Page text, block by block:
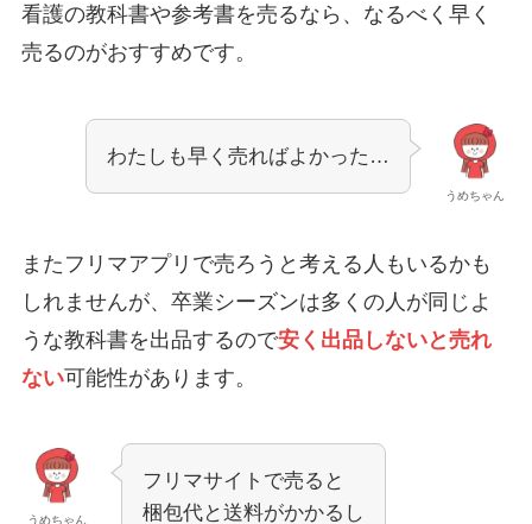
看護の教科書や参考書を売るなら、なるべく早く
売るのがおすすめです。
うめちゃん
わたしも早く売ればよかった…
またフリマアプリで売ろうと考える人もいるかも
しれませんが、卒業シーズンは多くの人が同じよ
うな教科書を出品するので安く出品しないと売れ
ない可能性があります。
うめちゃん
フリマサイトで売ると
梱包代と送料がかかるし